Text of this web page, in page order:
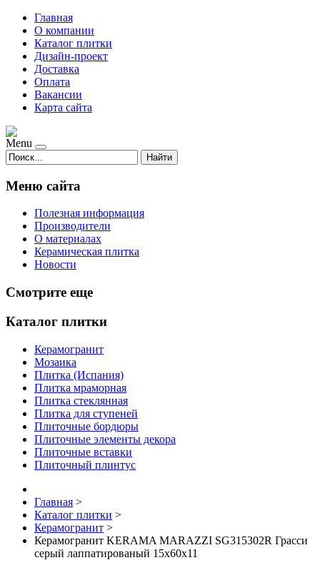
Главная
О компании
Каталог плитки
Дизайн-проект
Доставка
Оплата
Вакансии
Карта сайта
Menu
Найти
Меню сайта
Полезная информация
Производители
О материалах
Керамическая плитка
Новости
Смотрите еще
Каталог плитки
Керамогранит
Мозаика
Плитка (Испания)
Плитка мраморная
Плитка стеклянная
Плитка для ступеней
Плиточные бордюры
Плиточные элементы декора
Плиточные вставки
Плиточный плинтус
Главная >
Каталог плитки >
Керамогранит >
Керамогранит KERAMA MARAZZI SG315302R Грасси
серый лаппатированый 15х60х11